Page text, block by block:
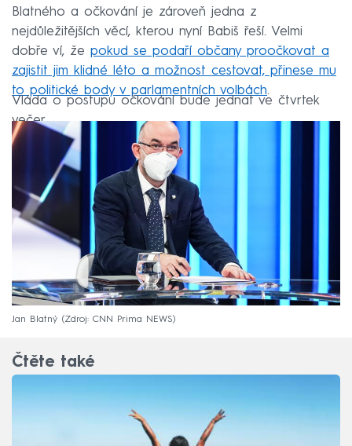
Blatného a očkování je zároveň jedna z
nejdůležitějších věcí, kterou nyní Babiš řeší. Velmi
dobře ví, že pokud se podaří občany proočkovat a
zajistit jim klidné léto a možnost cestovat, přinese mu
to politické body v parlamentních volbách.
Vláda o postupu očkování bude jednat ve čtvrtek
večer.
Jan Blatný Zdroj: CNN Prima NEWS
Čtěte také